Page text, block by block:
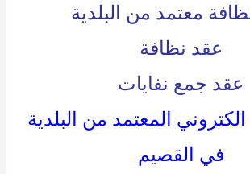
معتمد من البلدية
عقد نظافة
عقد جمع نفايات
المعتمد من البلدية
في القصيم